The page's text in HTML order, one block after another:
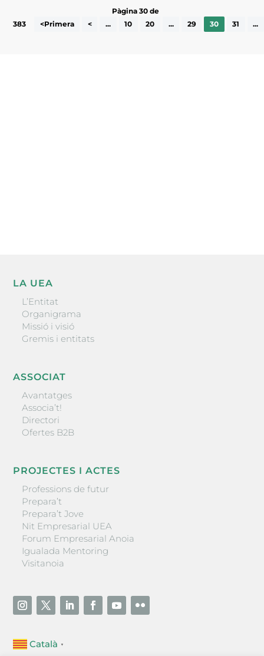
Pàgina 30 de
383
<Primera < ... 10 20 ... 29 30 31 ...
LA UEA
L’Entitat
Organigrama
Missió i visió
Gremis i entitats
ASSOCIAT
Avantatges
Associa’t!
Directori
Ofertes B2B
PROJECTES I ACTES
Professions de futur
Prepara’t
Prepara’t Jove
Nit Empresarial UEA
Forum Empresarial Anoia
Igualada Mentoring
Visitanoia
Català ▼